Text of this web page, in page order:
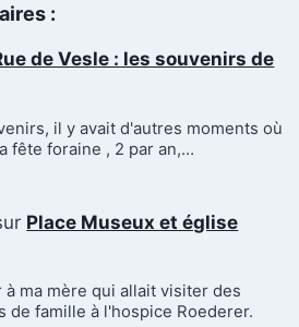
:
de Vesle : les souvenirs de
il y avait d'autres moments où
fête foraine , 2 par an,…
Place Museux et église
ma mère qui allait visiter des
de famille à l'hospice Roederer.